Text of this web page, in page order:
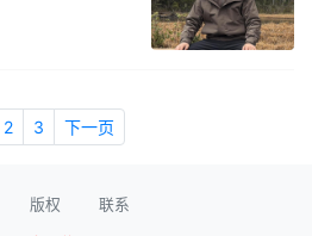
2 3 下一页
版权 联系